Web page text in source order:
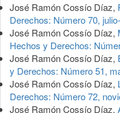
José Ramón Cossío Díaz,
Derechos: Número 70,
José Ramón Cossío Díaz,
Hechos y Derechos:
José Ramón Cossío Díaz,
y Derechos: Número 51,
José Ramón Cossío Díaz,
Derechos: Número 72,
José Ramón Cossío Díaz,